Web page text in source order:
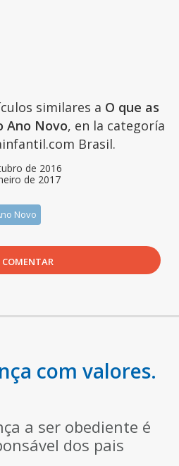
similares a O que as
Ano Novo, en la categoría
Brasil.
de 2016
de 2017
Novo
COMENTAR
com valores.
a ser obediente é
dos pais